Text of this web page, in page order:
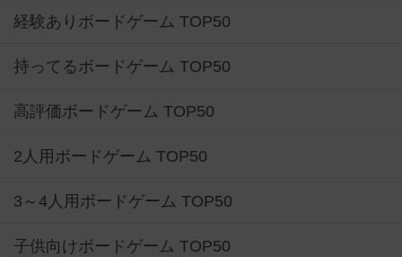
経験ありボードゲーム TOP50
持ってるボードゲーム TOP50
高評価ボードゲーム TOP50
2人用ボードゲーム TOP50
3～4人用ボードゲーム TOP50
子供向けボードゲーム TOP50